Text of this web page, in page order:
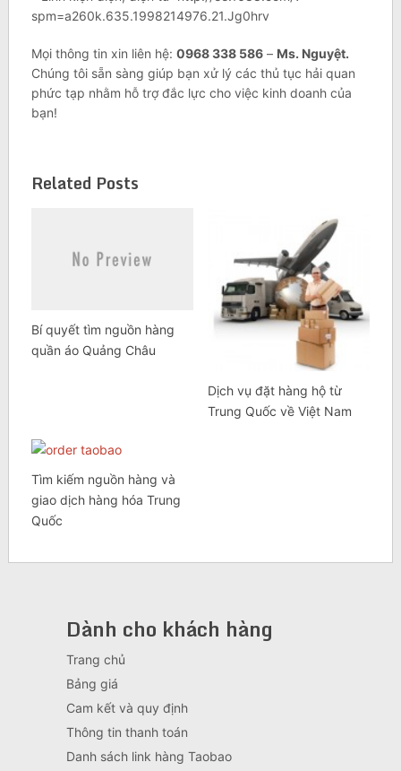
spm=a260k.635.1998214976.21.Jg0hrv
Mọi thông tin xin liên hệ: 0968 338 586– Ms. Nguyệt.
Chúng tôi sẵn sàng giúp bạn xử lý các thủ tục hải quan
phức tạp nhằm hỗ trợ đắc lực cho việc kinh doanh của
bạn!
Related Posts
Bí quyết tìm nguồn hàng
quần áo Quảng Châu
Dịch vụ đặt hàng hộ từ
Trung Quốc về Việt Nam
Tìm kiếm nguồn hàng và
giao dịch hàng hóa Trung
Quốc
Dành cho khách hàng
Trang chủ
Bảng giá
Cam kết và quy định
Thông tin thanh toán
Danh sách link hàng Taobao